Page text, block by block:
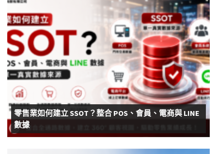
零售業如何建立 SSOT？整合 POS、會員、電商與 LINE
數據